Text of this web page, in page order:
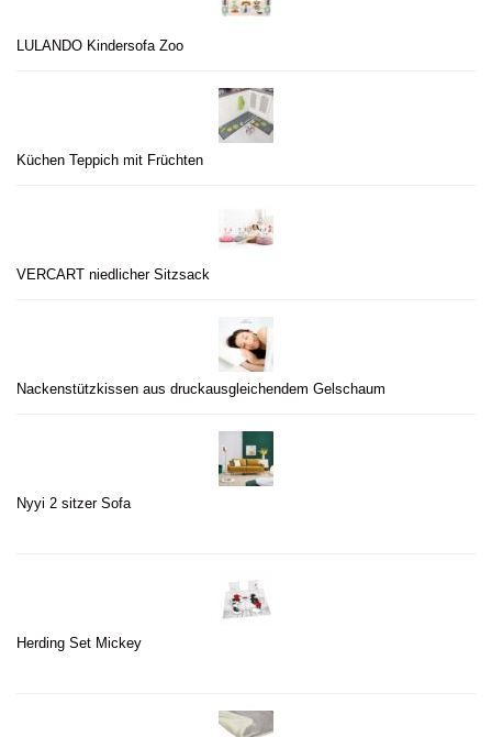
LULANDO Kindersofa Zoo
Küchen Teppich mit Früchten
VERCART niedlicher Sitzsack
Nackenstützkissen aus druckausgleichendem Gelschaum
Nyyi 2 sitzer Sofa
Herding Set Mickey